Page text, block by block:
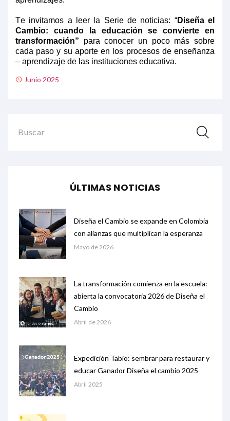
Te invitamos a leer la Serie de noticias: “Diseña el
Cambio: cuando la educación se convierte en
transformación” para conocer un poco más sobre
cada paso y su aporte en los procesos de enseñanza
– aprendizaje de las instituciones educativa.
Junio 2025
Buscar
ÚLTIMAS NOTICIAS
Diseña el Cambio se expande en Colombia
con alianzas que multiplican la esperanza
Mayo de 2026
La transformación comienza en la escuela:
abierta la convocatoria 2026 de Diseña el
Cambio
Abril de 2026
Expedición Tabio: sembrar para restaurar y
educar Ganador Diseña el cambio 2025
Abril 2025